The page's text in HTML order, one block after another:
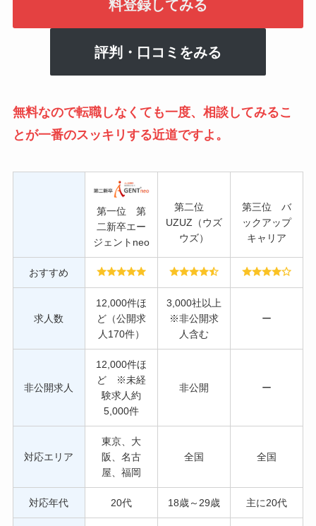
料登録してみる
評判・口コミをみる
無料なので転職しなくても一度、相談してみるこ
とが一番のスッキリする近道ですよ。
第一位 第
二新卒エー
ジェントneo
第二位
UZUZ（ウズ
ウズ）
第三位 バ
ックアップ
キャリア
おすすめ
求人数
12,000件ほ
ど（公開求
人170件）
3,000社以上
※非公開求
人含む
ー
非公開求人
12,000件ほ
ど ※未経
験求人約
5,000件
非公開 ー
対応エリア
東京、大
阪、名古
屋、福岡
全国 全国
対応年代 20代 18歳～29歳 主に20代